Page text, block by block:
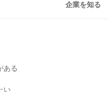
企業を知る
ある
い